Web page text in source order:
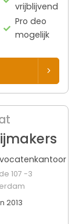
vrijblijvend
Pro deo
mogelijk
107 -3
2013